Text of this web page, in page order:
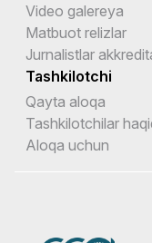
Video galereya
Matbuot relizlar
Jurnalistlar
Tashkilotchi
Qayta aloqa
Tashkilotchilar
Aloqa uchun